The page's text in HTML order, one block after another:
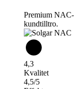
Premium
kundtilltro.
4,3
Kvalitet
4,5/5